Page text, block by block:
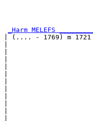
_Harm MELEFS
| (.... - 1769) m
|